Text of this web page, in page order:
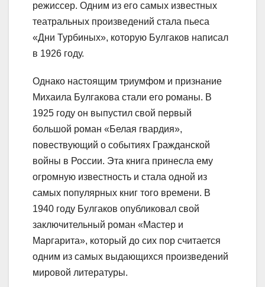
режиссер. Одним из его самых известных
театральных произведений стала пьеса
«Дни Турбиных», которую Булгаков написал
в 1926 году.
Однако настоящим триумфом и признание
Михаила Булгакова стали его романы. В
1925 году он выпустил свой первый
большой роман «Белая гвардия»,
повествующий о событиях Гражданской
войны в России. Эта книга принесла ему
огромную известность и стала одной из
самых популярных книг того времени. В
1940 году Булгаков опубликовал свой
заключительный роман «Мастер и
Маргарита», который до сих пор считается
одним из самых выдающихся произведений
мировой литературы.